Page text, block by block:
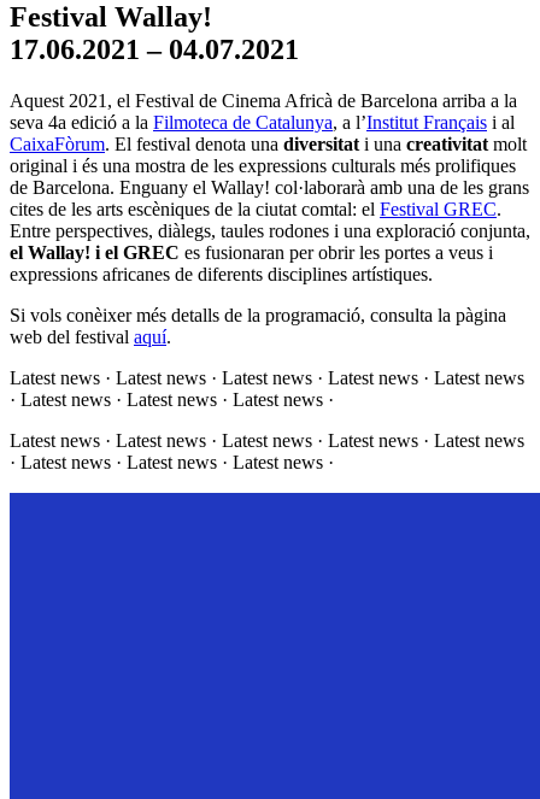
Festival Wallay!
17.06.2021 – 04.07.2021
Aquest 2021, el Festival de Cinema Africà de Barcelona arriba a la
seva 4a edició a la Filmoteca de Catalunya, a l’Institut Français i al
CaixaFòrum. El festival denota una diversitat i una creativitat molt
original i és una mostra de les expressions culturals més prolifiques
de Barcelona. Enguany el Wallay! col·laborarà amb una de les grans
cites de les arts escèniques de la ciutat comtal: el Festival GREC.
Entre perspectives, diàlegs, taules rodones i una exploració conjunta,
el Wallay! i el GREC es fusionaran per obrir les portes a veus i
expressions africanes de diferents disciplines artístiques.
Si vols conèixer més detalls de la programació, consulta la pàgina
web del festival aquí.
Latest news · Latest news · Latest news · Latest news · Latest news
· Latest news · Latest news · Latest news ·
Latest news · Latest news · Latest news · Latest news · Latest news
· Latest news · Latest news · Latest news ·